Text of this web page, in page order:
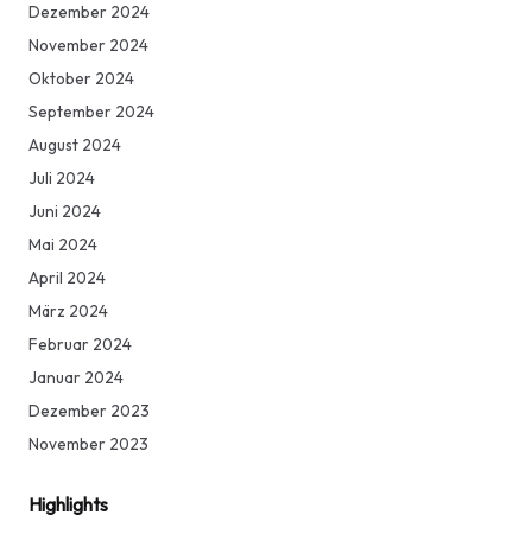
Dezember 2024
November 2024
Oktober 2024
September 2024
August 2024
Juli 2024
Juni 2024
Mai 2024
April 2024
März 2024
Februar 2024
Januar 2024
Dezember 2023
November 2023
Highlights